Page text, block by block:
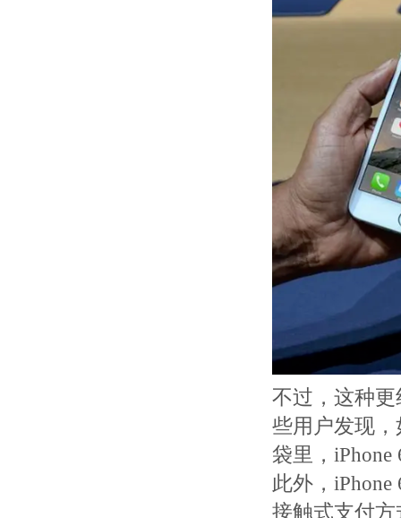
不过，这种
些用户发现
袋里，
此外，
接触式支付